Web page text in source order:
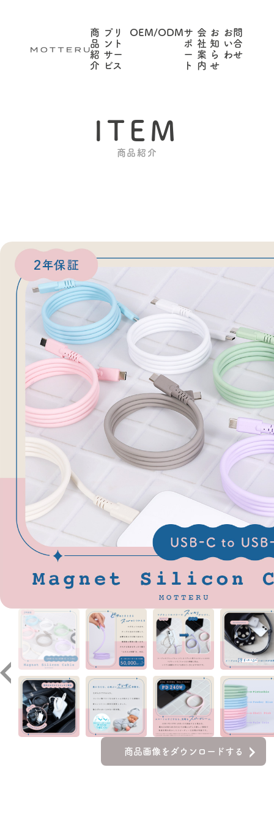
商
品
紹
介
プリ
ント
サー
ビス
OEM/ODMサ
ポ
ー
ト
会
社
案
内
お
知
ら
せ
お問
い合
わせ
ITEM
商品紹介
商品画像をダウンロードする